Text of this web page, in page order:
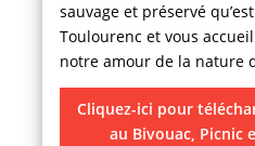
LES ACTEURS
sauvage et préservé
Toulourenc et vous
notre amour de la nature
Cliquez-ici pour
au Bivouac, Picnic